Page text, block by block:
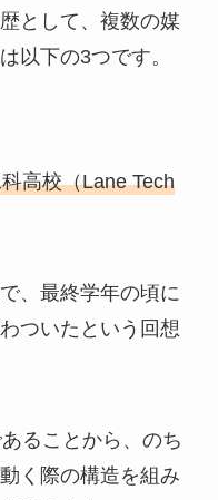
として、複数の媒
以下の3つです。
高校（Lane Tech
、最終学年の頃に
ついたという回想
ることから、のち
く際の構造を組み